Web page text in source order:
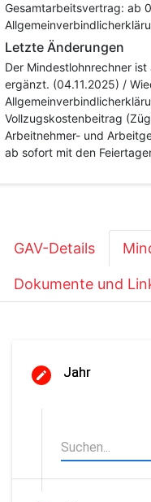
Gesamtarbeitsvertrag: ab
Letzte Änderungen
Der Mindestlohnrechner
ergänzt. (04.11.2025) /
Vollzugskostenbeitrag
Arbeitnehmer- und
ab sofort mit den
GAV-Details
Dokumente und
Jahr